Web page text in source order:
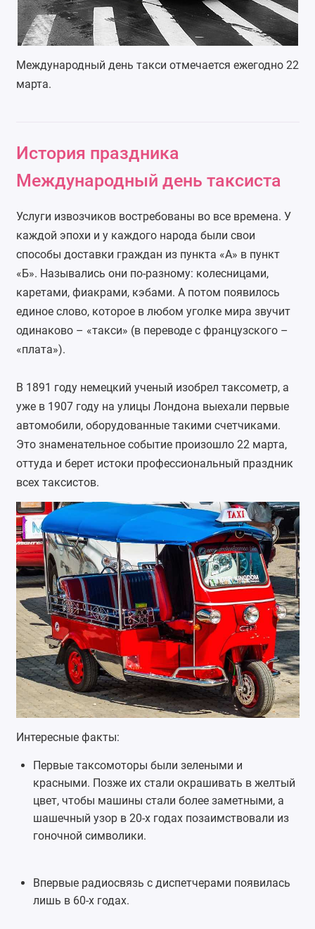
Международный день такси отмечается ежегодно 22
марта.
История праздника
Международный день таксиста
Услуги извозчиков востребованы во все времена. У
каждой эпохи и у каждого народа были свои
способы доставки граждан из пункта «А» в пункт
«Б». Назывались они по-разному: колесницами,
каретами, фиакрами, кэбами. А потом появилось
единое слово, которое в любом уголке мира звучит
одинаково – «такси» (в переводе с французского –
«плата»).
В 1891 году немецкий ученый изобрел таксометр, а
уже в 1907 году на улицы Лондона выехали первые
автомобили, оборудованные такими счетчиками.
Это знаменательное событие произошло 22 марта,
оттуда и берет истоки профессиональный праздник
всех таксистов.
Интересные факты:
Первые таксомоторы были зелеными и
красными. Позже их стали окрашивать в желтый
цвет, чтобы машины стали более заметными, а
шашечный узор в 20-х годах позаимствовали из
гоночной символики.
Впервые радиосвязь с диспетчерами появилась
лишь в 60-х годах.